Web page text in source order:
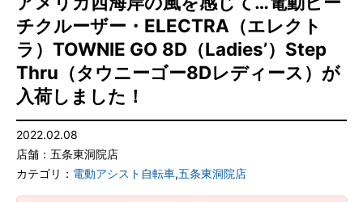
チクルーザー・ELECTRA（エレクト
ラ）TOWNIE GO 8D（Ladies’）Step
Thru（タウニーゴー8Dレディース）が
入荷しました！
2022.02.08
店舗：五条東洞院店
カテゴリ： 電動アシスト自転車,五条東洞院店